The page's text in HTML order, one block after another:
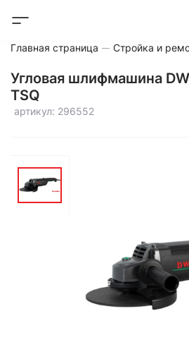
Главная страница Стройка и
Угловая шлифмашина
TSQ
артикул: 296552